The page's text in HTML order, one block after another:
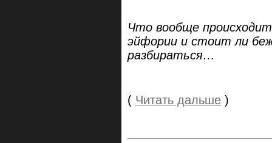
Что вообще
эйфории и стоит ли
разбираться…
( Читать дальше )